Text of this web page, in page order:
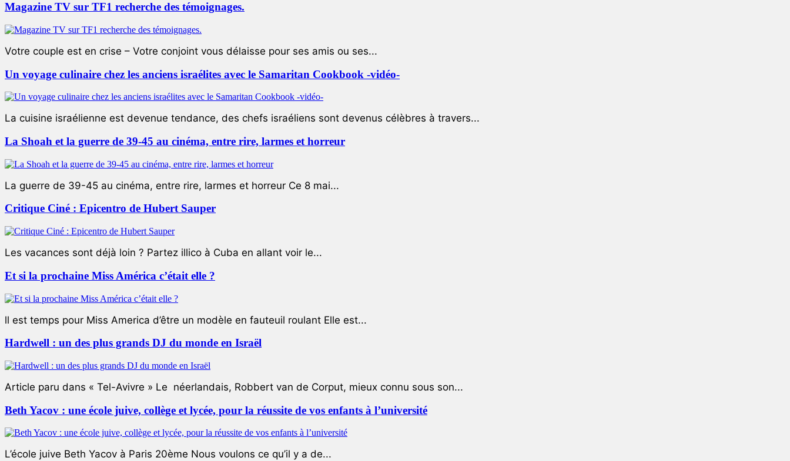
Magazine TV sur TF1 recherche des témoignages.
Votre couple est en crise – Votre conjoint vous délaisse pour ses amis ou ses...
Un voyage culinaire chez les anciens israélites avec le Samaritan Cookbook -vidéo-
La cuisine israélienne est devenue tendance, des chefs israéliens sont devenus célèbres à travers...
La Shoah et la guerre de 39-45 au cinéma, entre rire, larmes et horreur
La guerre de 39-45 au cinéma, entre rire, larmes et horreur Ce 8 mai...
Critique Ciné : Epicentro de Hubert Sauper
Les vacances sont déjà loin ? Partez illico à Cuba en allant voir le...
Et si la prochaine Miss América c’était elle ?
ll est temps pour Miss America d’être un modèle en fauteuil roulant Elle est...
Hardwell : un des plus grands DJ du monde en Israël
Article paru dans « Tel-Avivre » Le néerlandais, Robbert van de Corput, mieux connu sous son...
Beth Yacov : une école juive, collège et lycée, pour la réussite de vos enfants à l’université
L’école juive Beth Yacov à Paris 20ème Nous voulons ce qu’il y a de...